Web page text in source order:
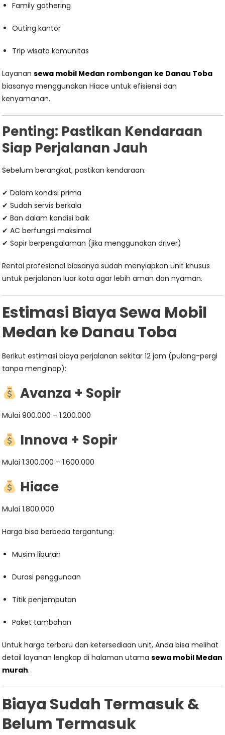
Family gathering
Outing kantor
Trip wisata komunitas
Layanansewa mobil Medan rombongan ke Danau Toba
biasanya menggunakan Hiace untuk efisiensi dan
kenyamanan.
Penting: Pastikan Kendaraan
Siap Perjalanan Jauh
Sebelum berangkat, pastikan kendaraan:
✔ Dalam kondisi prima
✔ Sudah servis berkala
✔ Ban dalam kondisi baik
✔ AC berfungsi maksimal
✔ Sopir berpengalaman (jika menggunakan driver)
Rental profesional biasanya sudah menyiapkan unit khusus
untuk perjalanan luar kota agar lebih aman dan nyaman.
Estimasi Biaya Sewa Mobil
Medan ke Danau Toba
Berikut estimasi biaya perjalanan sekitar 12 jam (pulang-pergi
tanpa menginap):
Avanza + Sopir
Mulai 900.000 – 1.200.000
Innova + Sopir
Mulai 1.300.000 – 1.600.000
Hiace
Mulai 1.800.000
Harga bisa berbeda tergantung:
Musim liburan
Durasi penggunaan
Titik penjemputan
Paket tambahan
Untuk harga terbaru dan ketersediaan unit, Anda bisa melihat
detail layanan lengkap di halaman utamasewa mobil Medan
murah.
Biaya Sudah Termasuk &
Belum Termasuk